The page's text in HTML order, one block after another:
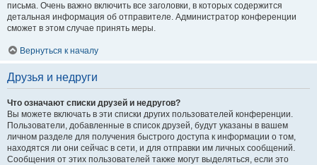
письма. Очень важно включить все заголовки, в которых содержится
детальная информация об отправителе. Администратор конференции
сможет в этом случае принять меры.
Вернуться к началу
Друзья и недруги
Что означают списки друзей и недругов?
Вы можете включать в эти списки других пользователей конференции.
Пользователи, добавленные в список друзей, будут указаны в вашем
личном разделе для получения быстрого доступа к информации о том,
находятся ли они сейчас в сети, и для отправки им личных сообщений.
Сообщения от этих пользователей также могут выделяться, если это